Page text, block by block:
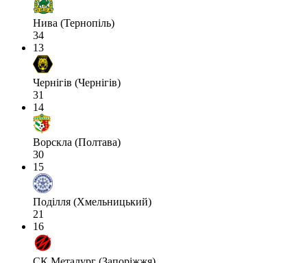
Нива (Тернопіль)
34
13
Чернігів (Чернігів)
31
14
Ворскла (Полтава)
30
15
Поділля (Хмельницький)
21
16